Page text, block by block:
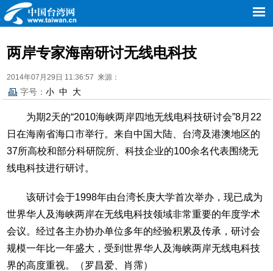
两岸专家海南研讨无线电科技
2014年07月29日 11:36:57 来源：
字号： 小 中 大
为期2天的“2010海峡两岸四地无线电科技研讨会”8月22
日在海南省海口市举行。来自中国大陆、台湾及港澳地区的
37所高校和部分科研院所、科技企业的100余名代表围绕无
线电科技进行研讨。
该研讨会于1998年由台湾长庚大学首次举办，现已成为
世界华人及海峡两岸在无线电科技领域非常重要的年度学术
会议。经过各主办协办单位多年的经验积累及传承，研讨会
规模一年比一年盛大，受到世界华人及海峡两岸无线电科技
界的高度重视。（罗昌爱、肖霈）